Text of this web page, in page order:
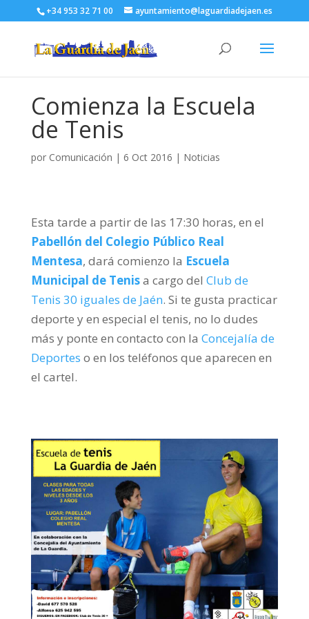
+34 953 32 71 00 ayuntamiento@laguardiadejaen.es
Comienza la Escuela
de Tenis
por Comunicación | 6 Oct 2016 | Noticias
Esta tarde a partir de las 17:30 horas, en el
Pabellón del Colegio Público Real
Mentesa, dará comienzo la Escuela
Municipal de Tenisa cargo del Club de
Tenis 30 iguales de Jaén. Si te gusta practicar
deporte y en especial el tenis, no lo dudes
más y ponte en contacto con la Concejalía de
Deportes o en los teléfonos que aparecen en
el cartel.